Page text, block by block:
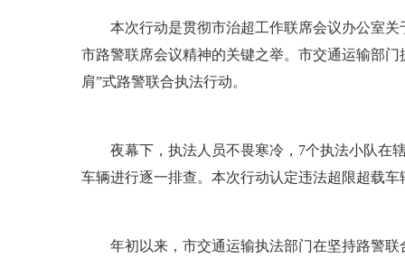
本次行动是贯彻市治超工作联席会议办公室关
市路警联席会议精神的关键之举。市交通运输部
肩”式路警联合执法行动。
夜幕下，执法人员不畏寒冷，7个执法小队在辖
车辆进行逐一排查。本次行动认定违法超限超载
年初以来，市交通运输执法部门在坚持路警联